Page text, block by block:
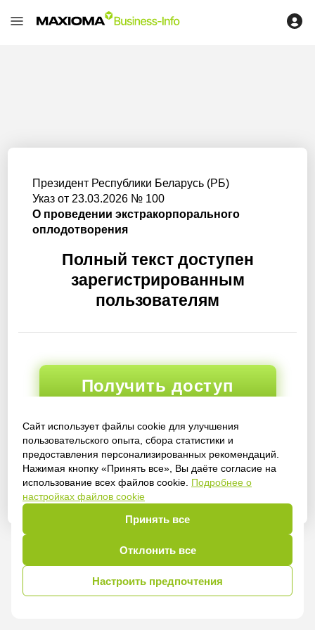
Сайт использует файлы cookie для улучшения
пользовательского опыта, сбора статистики и
предоставления персонализированных рекомендаций.
Нажимая кнопку «Принять все», Вы даёте согласие на
использование всех файлов cookie. Подробнее о
настройках файлов cookie
Принять все
Отклонить все
Настроить предпочтения
Президент Республики Беларусь (РБ)
Указ от 23.03.2026 № 100
О проведении экстракорпорального
оплодотворения
Полный текст доступен
зарегистрированным
пользователям
Получить доступ
Войти